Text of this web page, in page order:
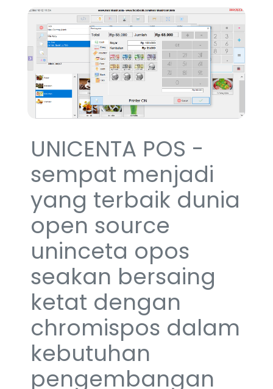
UNICENTA POS -
sempat menjadi
yang terbaik dunia
open source
uninceta opos
seakan bersaing
ketat dengan
chromispos dalam
kebutuhan
pengembangan